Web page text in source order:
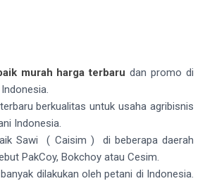
murah harga terbaru dan promo di
berkualitas untuk usaha agribisnis
Indonesia.
Sawi ( Caisim ) di beberapa daerah
PakCoy, Bokchoy atau Cesim.
dilakukan oleh petani di Indonesia.